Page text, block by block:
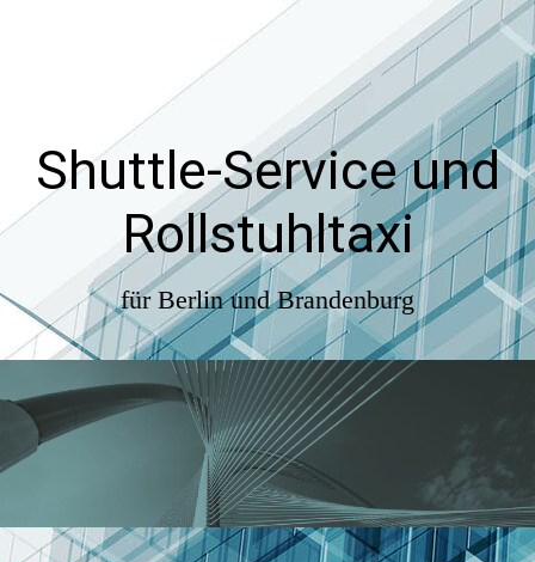
Shuttle-Service und
Rollstuhltaxi
für Berlin und Brandenburg